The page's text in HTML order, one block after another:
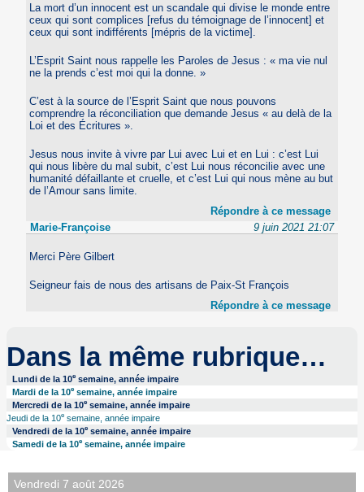
La mort d’un innocent est un scandale qui divise le monde entre
ceux qui sont complices [refus du témoignage de l’innocent] et
ceux qui sont indifférents [mépris de la victime].
L’Esprit Saint nous rappelle les Paroles de Jesus : « ma vie nul
ne la prends c’est moi qui la donne. »
C’est à la source de l’Esprit Saint que nous pouvons
comprendre la réconciliation que demande Jesus « au delà de la
Loi et des Écritures ».
Jesus nous invite à vivre par Lui avec Lui et en Lui : c’est Lui
qui nous libère du mal subit, c’est Lui nous réconcilie avec une
humanité défaillante et cruelle, et c’est Lui qui nous mène au but
de l’Amour sans limite.
Répondre à ce message
Marie-Françoise
9 juin 2021 21:07
Merci Père Gilbert
Seigneur fais de nous des artisans de Paix-St François
Répondre à ce message
Dans la même rubrique…
Lundi de la 10e semaine, année impaire
Mardi de la 10esemaine, année impaire
Mercredi de la 10e semaine, année impaire
Jeudi de la 10esemaine, année impaire
Vendredi de la 10e semaine, année impaire
Samedi de la 10esemaine, année impaire
Vendredi 7 août 2026